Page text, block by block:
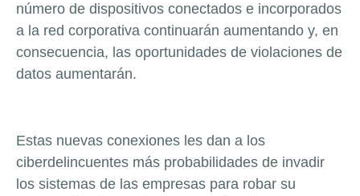
número de dispositivos conectados e incorporados
a la red corporativa continuarán aumentando y, en
consecuencia, las oportunidades de violaciones de
datos aumentarán.
Estas nuevas conexiones les dan a los
ciberdelincuentes más probabilidades de invadir
los sistemas de las empresas para robar su